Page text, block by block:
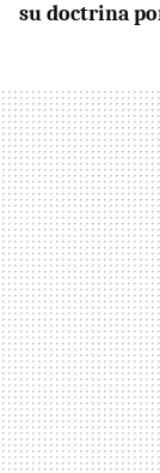
su doctrina